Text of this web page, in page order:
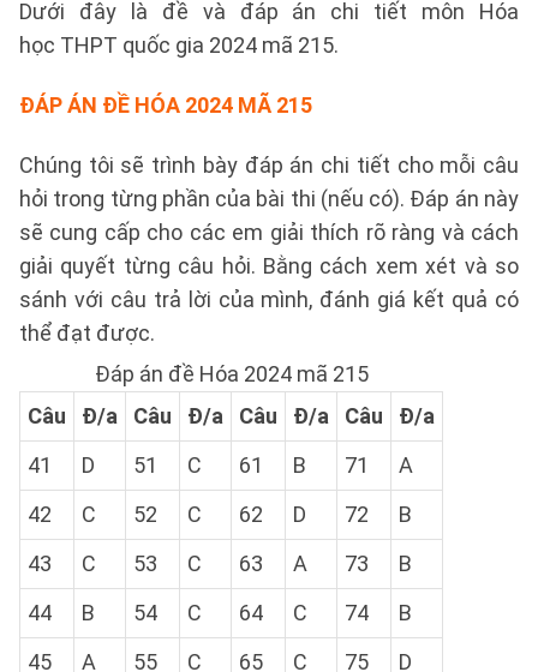
Dưới đây là đề và đáp án chi tiết môn Hóa
học THPT quốc gia 2024 mã 215.
ĐÁP ÁN ĐỀ HÓA 2024 MÃ 215
Chúng tôi sẽ trình bày đáp án chi tiết cho mỗi câu
hỏi trong từng phần của bài thi (nếu có). Đáp án này
sẽ cung cấp cho các em giải thích rõ ràng và cách
giải quyết từng câu hỏi. Bằng cách xem xét và so
sánh với câu trả lời của mình, đánh giá kết quả có
thể đạt được.
Đáp án đề Hóa 2024 mã 215
Câu
Đ/a Câu Đ/a Câu Đ/a Câu
Đ/a
41
D 51 C 61 B 71
A
42
C 52 C 62 D 72
B
43
C 53 C 63 A 73
B
44
B 54 C 64 C 74
B
45
A 55 C 65 C 75
D